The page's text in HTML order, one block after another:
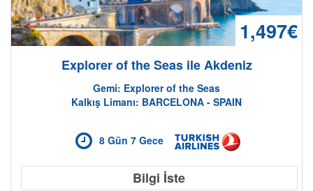
1,497€
Explorer of the Seas ile Akdeniz
Gemi: Explorer of the Seas
Kalkış Limanı: BARCELONA - SPAIN
8 Gün 7 Gece
Bilgi İste